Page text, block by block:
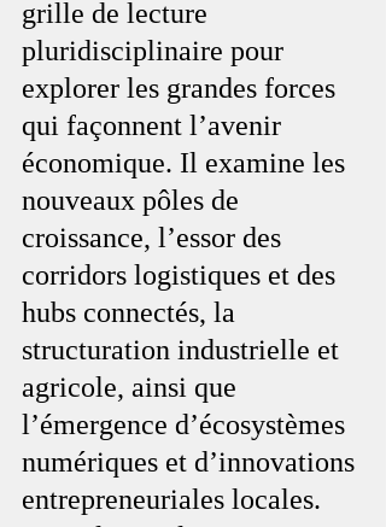
grille de lecture
pluridisciplinaire pour
explorer les grandes forces
qui façonnent l’avenir
économique. Il examine les
nouveaux pôles de
croissance, l’essor des
corridors logistiques et des
hubs connectés, la
structuration industrielle et
agricole, ainsi que
l’émergence d’écosystèmes
numériques et d’innovations
entrepreneuriales locales.